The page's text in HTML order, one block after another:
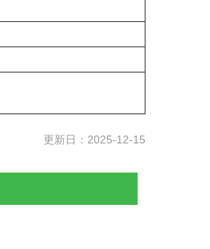
更新日：2025-12-15